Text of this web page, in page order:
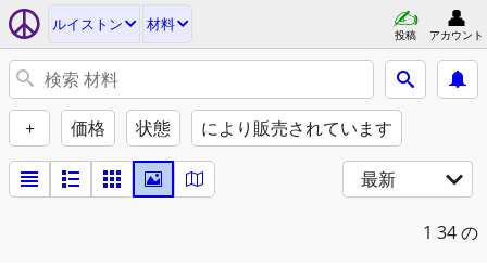
ルイストン 材料
投稿 アカウント
+ 価格 状態 により販売されています
最新
1 34 の